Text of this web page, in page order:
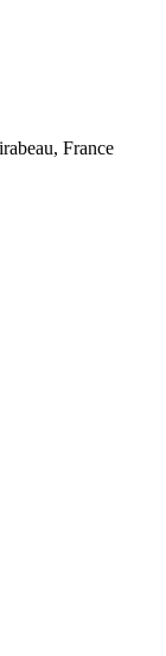
France